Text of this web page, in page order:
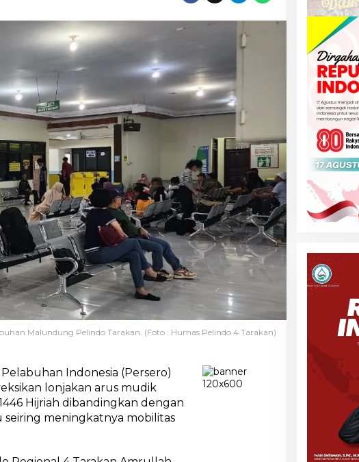
Malundung Pelindo Tarakan. (Foto : Humas Pelindo 4 Tarakan)
Pelabuhan Indonesia (Persero)
lonjakan arus mudik
Hijriah dibandingkan dengan
meningkatnya mobilitas